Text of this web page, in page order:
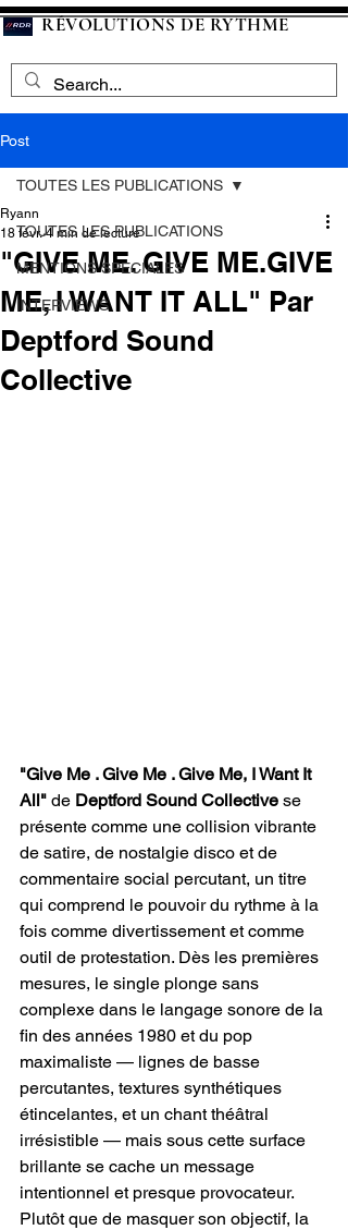
RÉVOLUTIONS DE RYTHME
Post
TOUTES LES PUBLICATIONS
MENTIONS SPECIALES
INTERVIEWS
TOUTES LES PUBLICATIONS
"GIVE ME. GIVE ME.GIVE
ME, I WANT IT ALL" Par
Deptford Sound
Collective
Ryann
18 févr. 4 min de lecture
"Give Me . Give Me . Give Me, I Want It
All" de Deptford Sound Collective se
présente comme une collision vibrante
de satire, de nostalgie disco et de
commentaire social percutant, un titre
qui comprend le pouvoir du rythme à la
fois comme divertissement et comme
outil de protestation. Dès les premières
mesures, le single plonge sans
complexe dans le langage sonore de la
fin des années 1980 et du pop
maximaliste — lignes de basse
percutantes, textures synthétiques
étincelantes, et un chant théâtral
irrésistible — mais sous cette surface
brillante se cache un message
intentionnel et presque provocateur.
Plutôt que de masquer son objectif, la